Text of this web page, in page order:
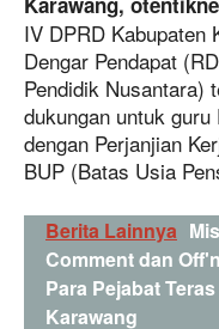
IV DPRD Kabupaten
Dengar Pendapat
Pendidik Nusantara)
dukungan untuk
dengan Perjanjian
BUP (Batas Usia
Berita Lainnya
Comment dan
Para Pejabat
Karawang